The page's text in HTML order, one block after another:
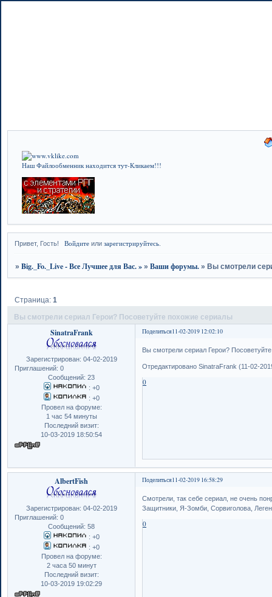
Наш Файлообменник находится тут-Кликаем!!!
Привет, Гость! Войдитеили зарегистрируйтесь.
»Big._Fo._Live - Все Лучшее для Вас. » »Ваши форумы. »Вы смотрели
Вы смотрели сериал Герои? Посоветуйте похожие сериалы
Страница:1
Поделиться11-02-2019 12:02:10
SinatraFrank
Зарегистрирован: 04-02-2019
Приглашений: 0
Сообщений: 23
: +0
: +0
Провел на форуме:
1 час 54 минуты
Последний визит:
10-03-2019 18:50:54
Вы смотрели сериал Герои?
Отредактировано SinatraFrank (11-02-
0
Поделиться11-02-2019 16:58:29
AlbertFish
Зарегистрирован: 04-02-2019
Приглашений: 0
Сообщений: 58
: +0
: +0
Провел на форуме:
2 часа 50 минут
Последний визит:
10-03-2019 19:02:29
Смотрели, так себе сериал, не очень
Защитники, Я-Зомби, Сорвиголова,
0